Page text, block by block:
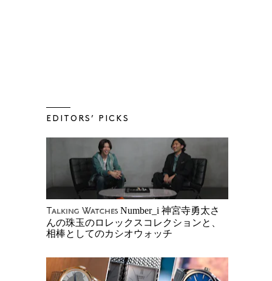
EDITORS’ PICKS
Talking Watches Number_i 神宮寺勇太さ
んの珠玉のロレックスコレクションと、
相棒としてのカシオウォッチ